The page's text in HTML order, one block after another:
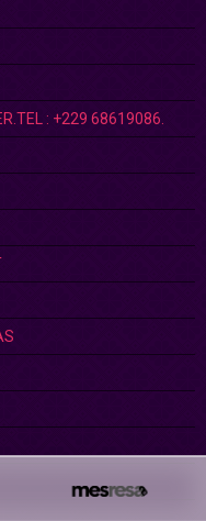
: +229 68619086.